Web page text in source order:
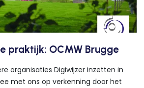
praktijk: OCMW Brugge
organisaties Digiwijzer inzetten in
met ons op verkenning door het